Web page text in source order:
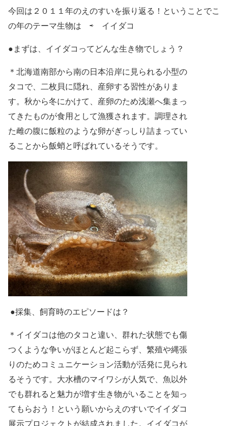
今回は２０１１年のえのすいを振り返る！ということでこ
の年のテーマ生物は ⇨ イイダコ
●まずは、イイダコってどんな生き物でしょう？
＊北海道南部から南の日本沿岸に見られる小型の
タコで、
二枚貝に隠れ、産卵する習性がありま
す。 秋から冬にかけて、産卵のため浅瀬へ集まっ
てきたものが食用として漁獲されます。 調理され
た雌の腹に飯粒のような卵がぎっしり詰まってい
ることから飯蛸と呼ばれているそうです。
●採集、飼育時のエピソードは？
＊ イイダコは他のタコと違い、 群れた状態でも傷
つくような争いがほとんど起こらず、 繁殖や縄張
りのためコミュニケーション活動が活発に見られ
るそうです。 大水槽のマイワシが人気で、 魚以外
でも群れると魅力が増す生き物がいることを知っ
てもらおう！という願いからえのすいでイイダコ
展示プロジェクトが結成されました。 イイダコが